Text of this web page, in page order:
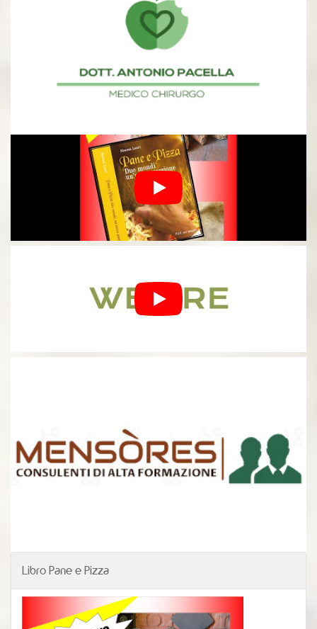
Libro Pane e Pizza